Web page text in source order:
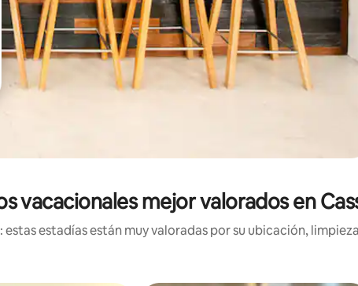
vacacionales mejor valorados en
estas estadías están muy valoradas por su ubicación,